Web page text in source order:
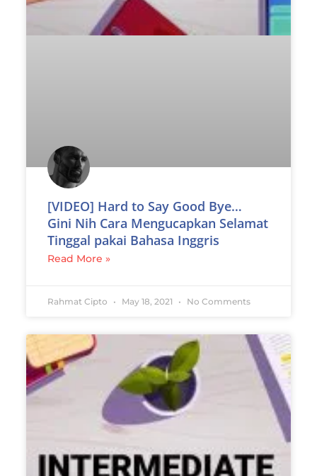
[VIDEO] Hard to Say Good Bye…
Gini Nih Cara Mengucapkan Selamat
Tinggal pakai Bahasa Inggris
Read More »
Rahmat Cipto May 18, 2021 No Comments